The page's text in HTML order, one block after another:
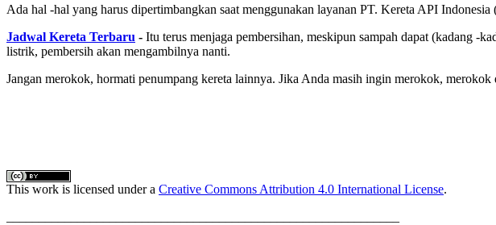
Ada hal -hal yang harus dipertimbangkan saat menggunakan layanan PT. Kereta API Indonesia
Jadwal Kereta Terbaru - Itu terus menjaga pembersihan, meskipun sampah dapat (kadang -
listrik, pembersih akan mengambilnya nanti.
Jangan merokok, hormati penumpang kereta lainnya. Jika Anda masih ingin merokok,
This work is licensed under a Creative Commons Attribution 4.0 International License.